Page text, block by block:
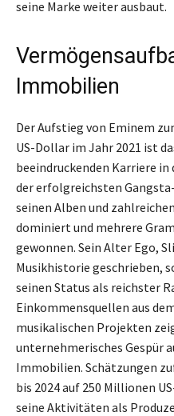
seine Marke weiter ausbaut.
Immobilien
Der Aufstieg von Eminem
US-Dollar im Jahr 2021 ist
beeindruckenden Karriere
der erfolgreichsten
seinen Alben und
dominiert und mehrere
gewonnen. Sein Alter Ego,
Musikhistorie geschrieben,
seinen Status als reichster
Einkommensquellen aus
musikalischen Projekten
unternehmerisches Gespür
Immobilien. Schätzungen
bis 2024 auf 250 Millionen
seine Aktivitäten als